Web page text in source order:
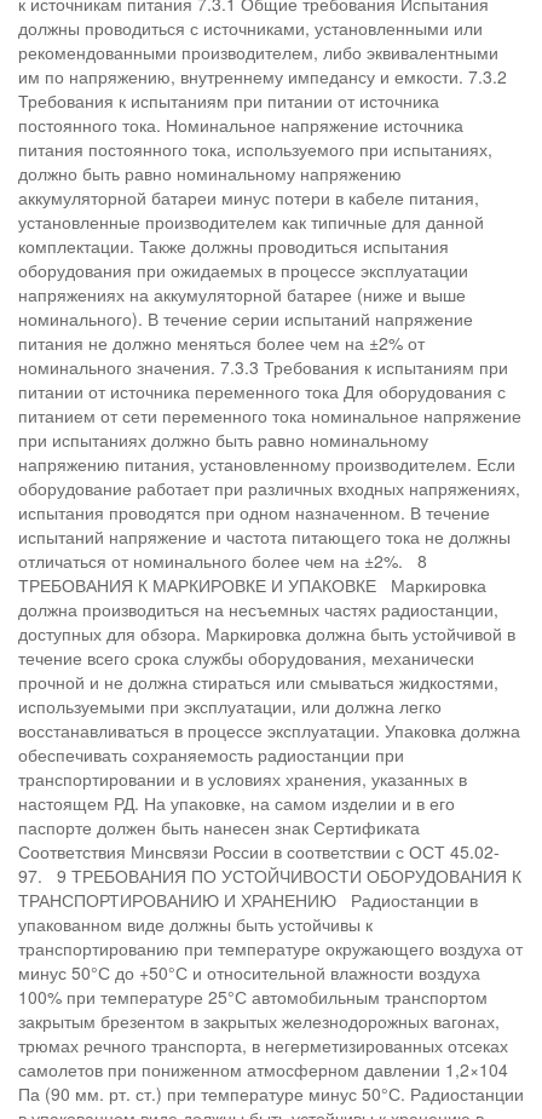
должны проводиться с источниками, установленными или
рекомендованными производителем, либо эквивалентными
им по напряжению, внутреннему импедансу и емкости. 7.3.2
Требования к испытаниям при питании от источника
постоянного тока. Номинальное напряжение источника
питания постоянного тока, используемого при испытаниях,
должно быть равно номинальному напряжению
аккумуляторной батареи минус потери в кабеле питания,
установленные производителем как типичные для данной
комплектации. Также должны проводиться испытания
оборудования при ожидаемых в процессе эксплуатации
напряжениях на аккумуляторной батарее (ниже и выше
номинального). В течение серии испытаний напряжение
питания не должно меняться более чем на ±2% от
номинального значения. 7.3.3 Требования к испытаниям при
питании от источника переменного тока Для оборудования с
питанием от сети переменного тока номинальное напряжение
при испытаниях должно быть равно номинальному
напряжению питания, установленному производителем. Если
оборудование работает при различных входных напряжениях,
испытания проводятся при одном назначенном. В течение
испытаний напряжение и частота питающего тока не должны
отличаться от номинального более чем на ±2%. 8
ТРЕБОВАНИЯ К МАРКИРОВКЕ И УПАКОВКЕ Маркировка
должна производиться на несъемных частях радиостанции,
доступных для обзора. Маркировка должна быть устойчивой в
течение всего срока службы оборудования, механически
прочной и не должна стираться или смываться жидкостями,
используемыми при эксплуатации, или должна легко
восстанавливаться в процессе эксплуатации. Упаковка должна
обеспечивать сохраняемость радиостанции при
транспортировании и в условиях хранения, указанных в
настоящем РД. На упаковке, на самом изделии и в его
паспорте должен быть нанесен знак Сертификата
Соответствия Минсвязи России в соответствии с ОСТ 45.02-
97. 9 ТРЕБОВАНИЯ ПО УСТОЙЧИВОСТИ ОБОРУДОВАНИЯ К
ТРАНСПОРТИРОВАНИЮ И ХРАНЕНИЮ Радиостанции в
упакованном виде должны быть устойчивы к
транспортированию при температуре окружающего воздуха от
минус 50°С до +50°С и относительной влажности воздуха
100% при температуре 25°С автомобильным транспортом
закрытым брезентом в закрытых железнодорожных вагонах,
трюмах речного транспорта, в негерметизированных отсеках
самолетов при пониженном атмосферном давлении 1,2×104
Па (90 мм. рт. ст.) при температуре минус 50°С. Радиостанции